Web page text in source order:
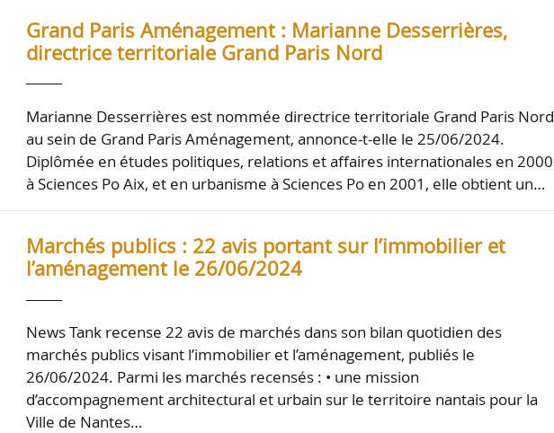
Grand Paris Aménagement : Marianne Desserrières,
directrice territoriale Grand Paris Nord
Marianne Desserrières est nommée directrice territoriale Grand Paris Nord
au sein de Grand Paris Aménagement, annonce-t-elle le 25/06/2024.
Diplômée en études politiques, relations et affaires internationales en 2000
à Sciences Po Aix, et en urbanisme à Sciences Po en 2001, elle obtient un…
Marchés publics : 22 avis portant sur l’immobilier et
l’aménagement le 26/06/2024
News Tank recense 22 avis de marchés dans son bilan quotidien des
marchés publics visant l’immobilier et l’aménagement, publiés le
26/06/2024. Parmi les marchés recensés : • une mission
d’accompagnement architectural et urbain sur le territoire nantais pour la
Ville de Nantes…